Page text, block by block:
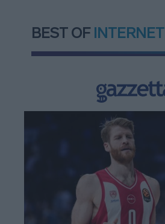
BEST OF INTERNET